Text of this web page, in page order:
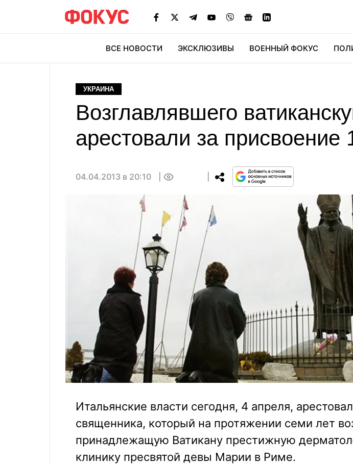
ВСЕ НОВОСТИ ЭКСКЛЮЗИВЫ ВОЕННЫЙ ФОКУС
УКРАИНА
Возглавлявшего
арестовали за присвоение
04.04.2013 в 20:10
Итальянские власти сегодня, 4 апреля,
священника, который на протяжении семи лет
принадлежащую Ватикану престижную
клинику пресвятой девы Марии в Риме.